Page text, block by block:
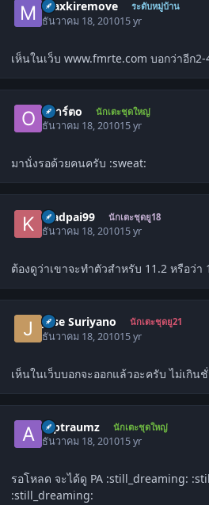
maxkiremove ระดับหมู่บ้าน
ธันวาคม 18, 201015 yr
เห็นในเว็บ www.fmrte.com บอกว่าอีก
oอาร์ตo นักเตะชุดใหญ่
ธันวาคม 18, 201015 yr
มานั่งรอด้วยคนครับ :sweat:
kjadpai99 นักเตะชุดยู18
ธันวาคม 18, 201015 yr
ต้องดูว่าเขาจะทำตัวสำหรับ 11.2 หรือว่
Jose Suriyano นักเตะชุดยู21
ธันวาคม 18, 201015 yr
เห็นในเว็บบอกจะออกแล้วอะครับ ไม่เกิน
Alptraumz นักเตะชุดใหญ่
ธันวาคม 18, 201015 yr
รอโหลด จะได้ดู PA :still_dreaming:
:still_dreaming: